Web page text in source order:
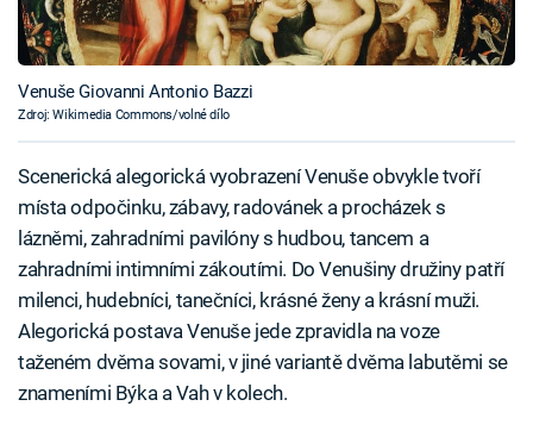
Venuše Giovanni Antonio Bazzi
Zdroj: Wikimedia Commons/volné dílo
Scenerická alegorická vyobrazení Venuše obvykle tvoří
místa odpočinku, zábavy, radovánek a procházek s
lázněmi, zahradními pavilóny s hudbou, tancem a
zahradními intimními zákoutími. Do Venušiny družiny patří
milenci, hudebníci, tanečníci, krásné ženy a krásní muži.
Alegorická postava Venuše jede zpravidla na voze
taženém dvěma sovami, v jiné variantě dvěma labutěmi se
znameními Býka a Vah v kolech.